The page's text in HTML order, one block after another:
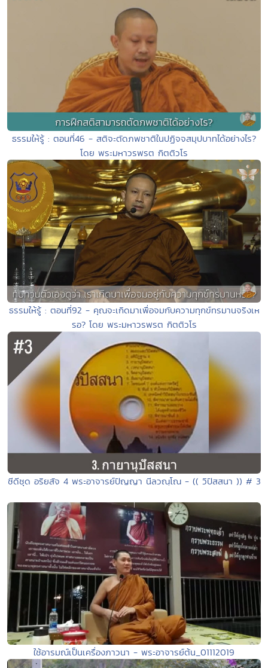
ธรรมให้รู้ : ตอนที่46 - สติจะตัดภพชาติในปฏิจจสมุปบาทได้อย่างไร?
โดย พระมหาวรพรต กิตติวโร
ธรรมให้รู้ : ตอนที่92 - คุณจะเกิดมาเพื่อจมกับความทุกข์ทรมานจริงเห
รอ? โดย พระมหาวรพรต กิตติวโร
ซีดีชุด อริยสัจ 4 พระอาจารย์ปัญญา นีลวณฺโณ - (( วิปัสสนา )) # 3
ใช้อารมณ์เป็นเครื่องภาวนา - พระอาจารย์ต้น_01112019